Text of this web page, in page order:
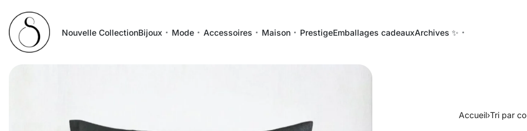
Nouvelle CollectionBijoux Mode Accessoires Maison PrestigeEmballages cadeauxArchives ✨
Accueil›Tri par